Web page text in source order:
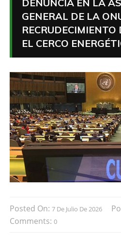
DENUNCIA EN LA
GENERAL DE LA
RECRUDECIMIENTO
EL CERCO
Posted On: 7 De Julio De 2026
Comments: 0